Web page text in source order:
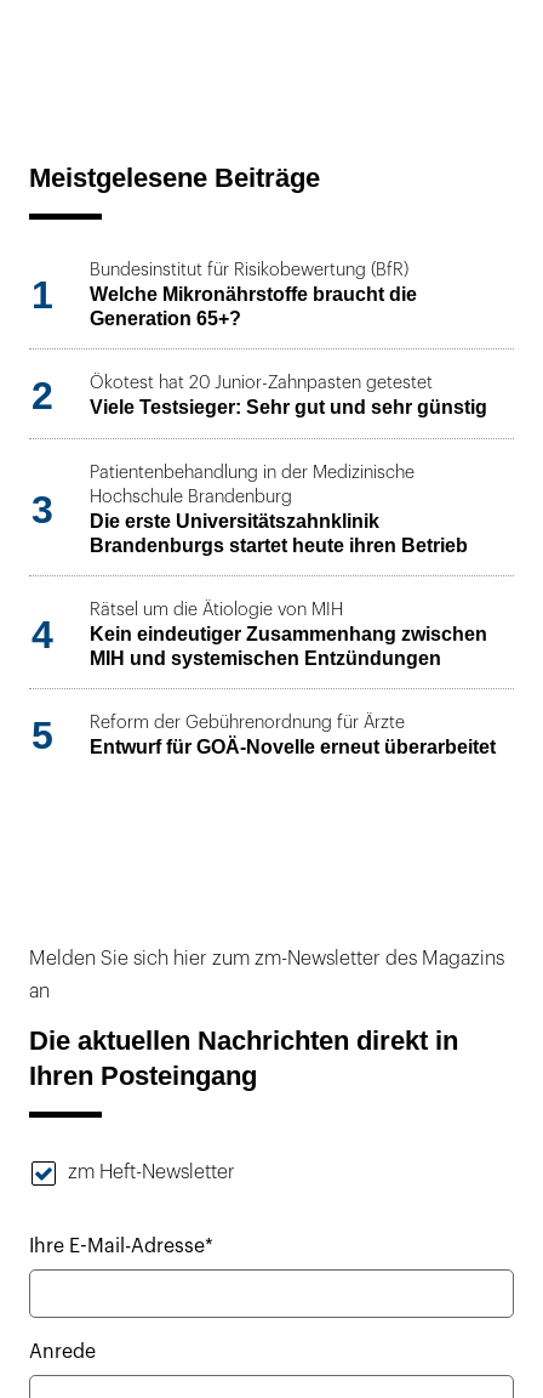
Meistgelesene Beiträge
1
Bundesinstitut für Risikobewertung (BfR)
Welche Mikronährstoffe braucht die
Generation 65+?
2 Ökotest hat 20 Junior-Zahnpasten getestet
Viele Testsieger: Sehr gut und sehr günstig
3
Patientenbehandlung in der Medizinische
Hochschule Brandenburg
Die erste Universitätszahnklinik
Brandenburgs startet heute ihren Betrieb
4
Rätsel um die Ätiologie von MIH
Kein eindeutiger Zusammenhang zwischen
MIH und systemischen Entzündungen
5 Reform der Gebührenordnung für Ärzte
Entwurf für GOÄ-Novelle erneut überarbeitet
Melden Sie sich hier zum zm-Newsletter des Magazins
an
Die aktuellen Nachrichten direkt in
Ihren Posteingang
zm Heft-Newsletter
Ihre E-Mail-Adresse*
Anrede